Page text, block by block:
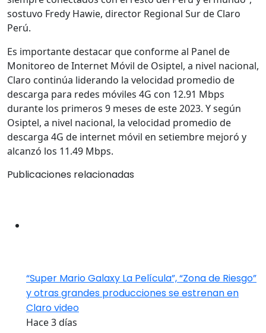
sostuvo Fredy Hawie, director Regional Sur de Claro
Perú.
Es importante destacar que conforme al Panel de
Monitoreo de Internet Móvil de Osiptel, a nivel nacional,
Claro continúa liderando la velocidad promedio de
descarga para redes móviles 4G con 12.91 Mbps
durante los primeros 9 meses de este 2023. Y según
Osiptel, a nivel nacional, la velocidad promedio de
descarga 4G de internet móvil en setiembre mejoró y
alcanzó los 11.49 Mbps.
Publicaciones relacionadas
“Super Mario Galaxy La Película”, “Zona de Riesgo”
y otras grandes producciones se estrenan en
Claro video
Hace 3 días